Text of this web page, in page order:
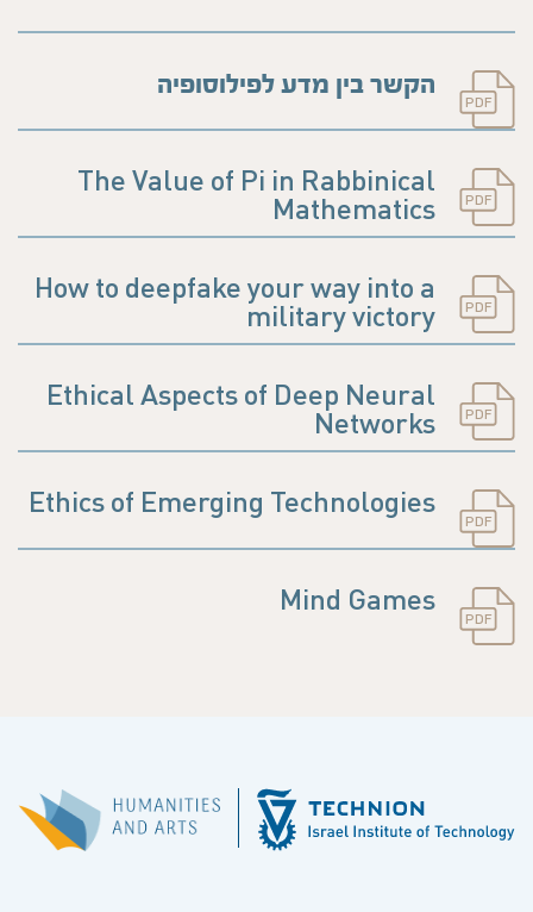
PDF
הקשר בין מדע לפילוסופיה
PDF
The Value of Pi in Rabbinical
Mathematics
PDF
How to deepfake your way into a
military victory
PDF
Ethical Aspects of Deep Neural
Networks
PDF
Ethics of Emerging Technologies
PDF
Mind Games